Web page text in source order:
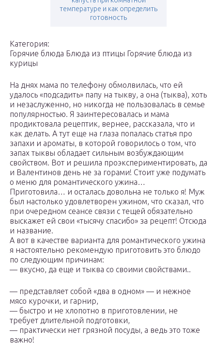
температуре и как определить
готовность
Категория:
Горячие блюда Блюда из птицы Горячие блюда из
курицы
На днях мама по телефону обмолвилась, что ей
удалось «подсадить» папу на тыкву, а она (тыква), хоть
и незаслуженно, но никогда не пользовалась в семье
популярностью. Я заинтересовалась и мама
продиктовала рецептик, вернее, рассказала, что и
как делать. А тут еще на глаза попалась статья про
запахи и ароматы, в которой говорилось о том, что
запах тыквы обладает сильным возбуждающим
свойством. Вот и решила проэкспериментировать, да
и Валентинов день не за горами! Стоит уже подумать
о меню для романтического ужина…
Приготовила… и осталась довольна не только я! Муж
был настолько удовлетворен ужином, что сказал, что
при очередном сеансе связи с тещей обязательно
выскажет ей свои «тысячу спасибо» за рецепт! Отсюда
и название.
А вот в качестве варианта для романтического ужина
я настоятельно рекомендую приготовить это блюдо
по следующим причинам:
— вкусно, да еще и тыква со своими свойствами..
— представляет собой «два в одном» — и нежное
мясо курочки, и гарнир,
— быстро и не хлопотно в приготовлении, не
требует длительной подготовки,
— практически нет грязной посуды, а ведь это тоже
важно!